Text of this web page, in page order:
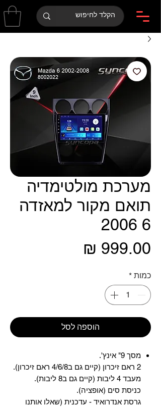
מערכת מולטימדיה
תואם מקור למאזדה
6 2006
כמות *
הוספה לסל
מסך 9" אינץ'.
2 ראם זיכרון (קיים גם ב4/6/8 ראם זיכרון).
מעבד 4 ליבות (קיים גם ב8 ליבות).
כניסת סים (אופציה).
גרסת אנדרואיד - עדכנית (שאלו אותנו